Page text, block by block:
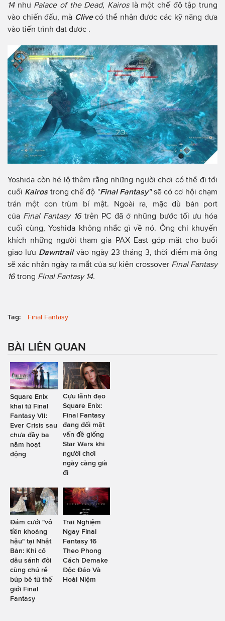
14 như Palace of the Dead, Kairos là một chế độ tập trung
vào chiến đấu, mà Clivecó thể nhận được các kỹ năng dựa
vào tiến trình đạt được .
Yoshida còn hé lộ thêm rằng những người chơi có thể đi tới
cuối Kairos trong chế độ "Final Fantasy"sẽ có cơ hội chạm
trán một con trùm bí mật. Ngoài ra, mặc dù bản port
của Final Fantasy 16 trên PC đã ở những bước tối ưu hóa
cuối cùng, Yoshida không nhắc gì về nó. Ông chỉ khuyến
khích những người tham gia PAX East góp mặt cho buổi
giao lưu Dawntrailvào ngày 23 tháng 3, thời điểm mà ông
sẽ xác nhận ngày ra mắt của sự kiện crossover Final Fantasy
16trong Final Fantasy 14.
Tag: Final Fantasy
BÀI LIÊN QUAN
Square Enix
khai tử Final
Fantasy VII:
Ever Crisis sau
chưa đầy ba
năm hoạt
động
Cựu lãnh đạo
Square Enix:
Final Fantasy
đang đối mặt
vấn đề giống
Star Wars khi
người chơi
ngày càng già
đi
Đám cưới "vô
tiền khoáng
hậu" tại Nhật
Bản: Khi cô
dâu sánh đôi
cùng chú rể
búp bê từ thế
giới Final
Fantasy
Trải Nghiệm
Ngay Final
Fantasy 16
Theo Phong
Cách Demake
Độc Đáo Và
Hoài Niệm